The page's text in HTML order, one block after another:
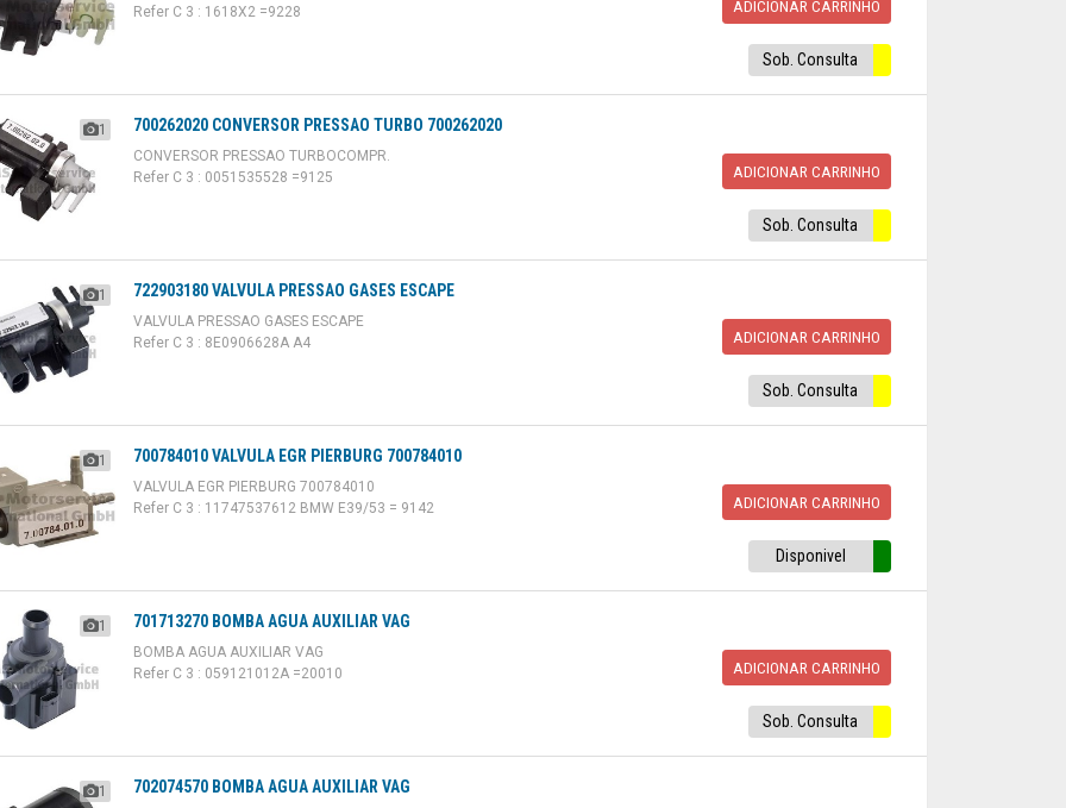
Refer C 3 : 1618X2 =9228
ADICIONAR CARRINHO
Sob. Consulta
1 700262020 CONVERSOR PRESSAO TURBO 700262020
CONVERSOR PRESSAO TURBOCOMPR.
Refer C 3 : 0051535528 =9125
ADICIONAR CARRINHO
Sob. Consulta
1 722903180 VALVULA PRESSAO GASES ESCAPE
VALVULA PRESSAO GASES ESCAPE
Refer C 3 : 8E0906628A A4
ADICIONAR CARRINHO
Sob. Consulta
1 700784010 VALVULA EGR PIERBURG 700784010
VALVULA EGR PIERBURG 700784010
Refer C 3 : 11747537612 BMW E39/53 = 9142
ADICIONAR CARRINHO
Disponivel
1 701713270 BOMBA AGUA AUXILIAR VAG
BOMBA AGUA AUXILIAR VAG
Refer C 3 : 059121012A =20010
ADICIONAR CARRINHO
Sob. Consulta
1 702074570 BOMBA AGUA AUXILIAR VAG